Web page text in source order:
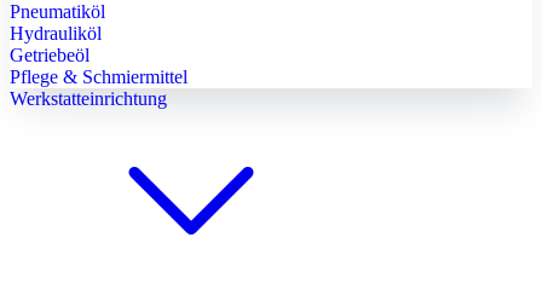
Pneumatiköl
Hydrauliköl
Getriebeöl
Pflege & Schmiermittel
Werkstatteinrichtung